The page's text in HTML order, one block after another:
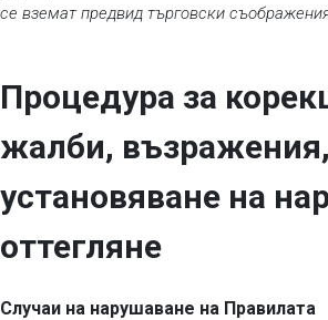
се вземат предвид търговски
Процедура за
жалби, възражения,
установяване на
оттегляне
Случаи на нарушаване на Правилата